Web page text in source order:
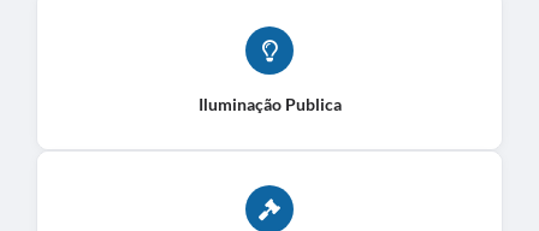
Iluminação Publica